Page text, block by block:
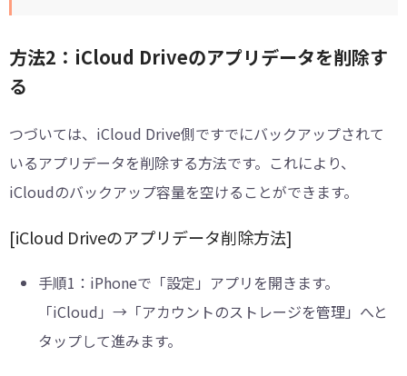
方法2：iCloud Driveのアプリデータを削除す
る
つづいては、iCloud Drive側ですでにバックアップされて
いるアプリデータを削除する方法です。これにより、
iCloudのバックアップ容量を空けることができます。
[iCloud Driveのアプリデータ削除方法]
手順1： iPhoneで「設定」アプリを開きます。
「iCloud」→「アカウントのストレージを管理」へと
タップして進みます。